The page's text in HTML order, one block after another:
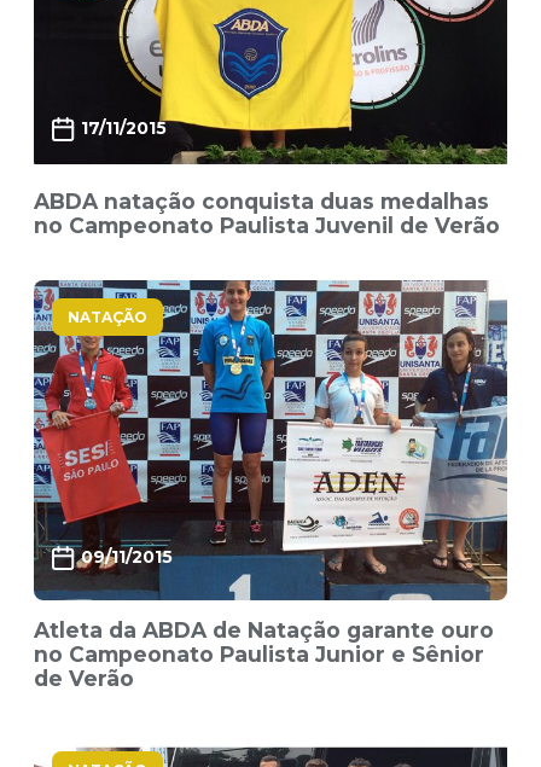
17/11/2015
ABDA natação conquista duas medalhas
no Campeonato Paulista Juvenil de Verão
NATAÇÃO
09/11/2015
Atleta da ABDA de Natação garante ouro
no Campeonato Paulista Junior e Sênior
de Verão